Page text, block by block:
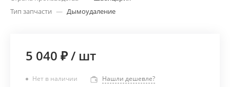
Тип запчасти — Дымоудаление
5 040 ₽/ шт
Нет в наличии Нашли дешевле?